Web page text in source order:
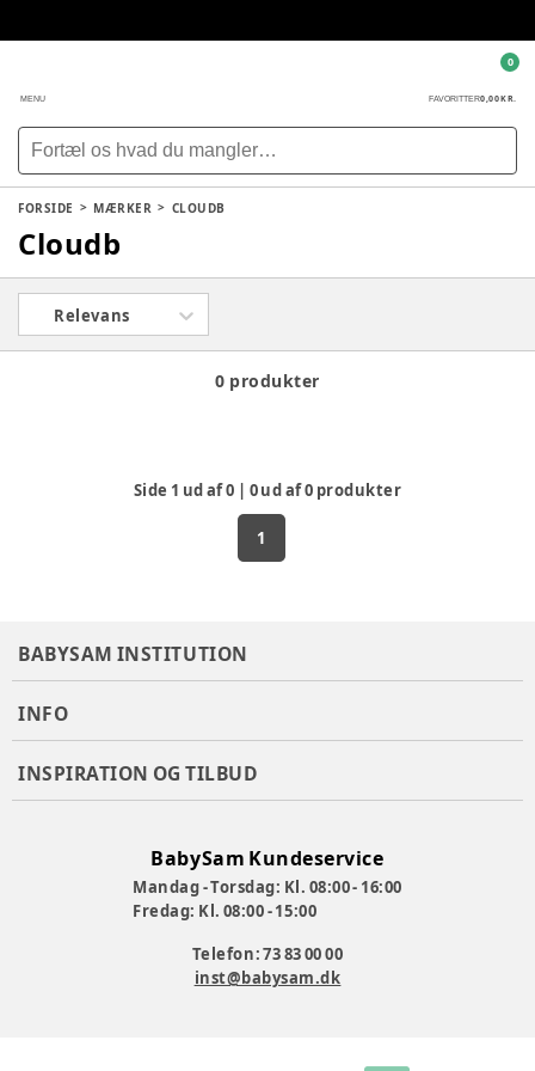
MENU FAVORITTER0,00 KR.
0
FORSIDE MÆRKER CLOUDB
Cloudb
Relevans
0 produkter
Side 1 ud af0 0ud af0 produkter
1
BABYSAM INSTITUTION
INFO
INSPIRATION OG TILBUD
BabySam Kundeservice
Mandag - Torsdag: Kl. 08:00 - 16:00
Fredag: Kl. 08:00 - 15:00
Telefon: 73 83 00 00
inst@babysam.dk